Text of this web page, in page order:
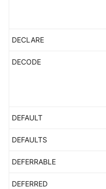
DECLARE
DECODE
DEFAULT
DEFAULTS
DEFERRABLE
DEFERRED